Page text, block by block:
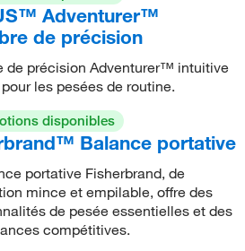
Adventurer™
de précision
de précision Adventurer™ intuitive
les pesées de routine.
disponibles
Balance portative
portative Fisherbrand, de
mince et empilable, offre des
de pesée essentielles et des
compétitives.